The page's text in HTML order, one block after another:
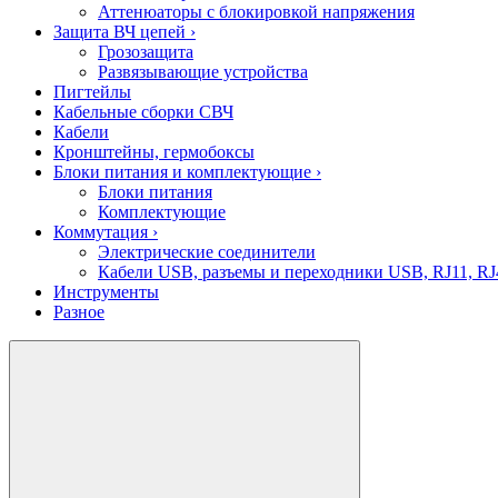
Аттенюаторы с блокировкой напряжения
Защита ВЧ цепей ›
Грозозащита
Развязывающие устройства
Пигтейлы
Кабельные сборки СВЧ
Кабели
Кронштейны, гермобоксы
Блоки питания и комплектующие ›
Блоки питания
Комплектующие
Коммутация ›
Электрические соединители
Кабели USB, разъемы и переходники USB, RJ11,
Инструменты
Разное